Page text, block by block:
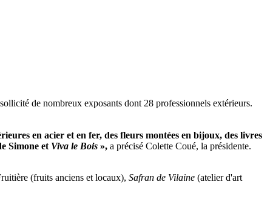
de nombreux exposants dont 28 professionnels extérieurs.
en acier et en fer, des fleurs montées en bijoux, des livres
Simone et Viva le Bois », a précisé Colette Coué, la présidente.
(fruits anciens et locaux), Safran de Vilaine (atelier d'art